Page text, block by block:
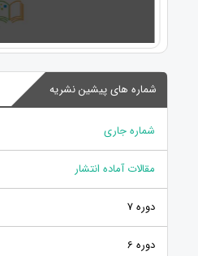
شماره های پیشین نشریه
شماره جاری
مقالات آماده انتشار
دوره 7
دوره 6